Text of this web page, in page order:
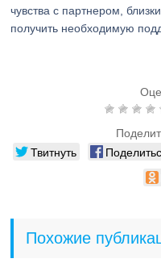
чувства с партнером,
получить необходимую
Твитнуть
Похожие